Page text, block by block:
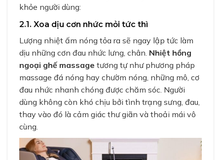
khỏe người dùng:
2.1. Xoa dịu cơn nhức mỏi tức thì
Lượng nhiệt ấm nóng tỏa ra sẽ ngay lập tức làm
dịu những cơn đau nhức lưng, chân. Nhiệt hồng
ngoại ghế massage tương tự như phương pháp
massage đá nóng hay chườm nóng, những mô, cơ
đau nhức nhanh chóng được chăm sóc. Người
dùng không còn khó chịu bởi tình trạng sưng, đau,
thay vào đó là cảm giác thư giãn và thoải mái vô
cùng.